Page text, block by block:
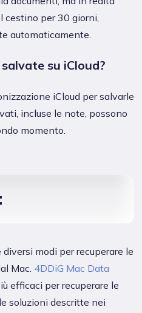
per 30 giorni,
automaticamente.
su iCloud?
iCloud per salvarle
incluse le note, possono
momento.
modi per recuperare le
Mac. 4DDiG Mac Data
efficaci per recuperare le
soluzioni descritte nei